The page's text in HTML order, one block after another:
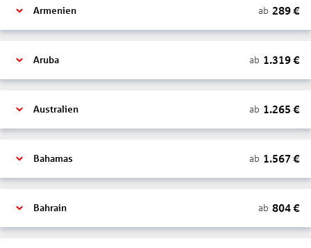
Armenien ab 289€
Aruba ab 1.319€
Australien ab 1.265 €
Bahamas ab 1.567 €
Bahrain ab 804€